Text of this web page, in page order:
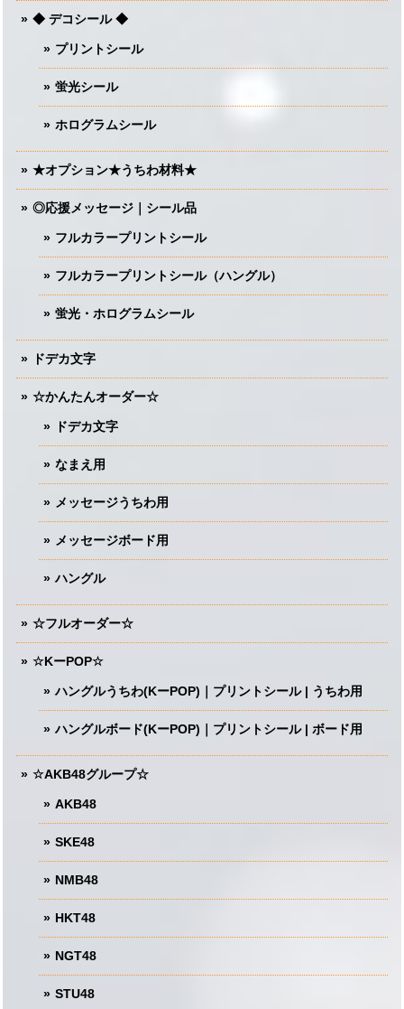
◆ デコシール ◆
プリントシール
蛍光シール
ホログラムシール
★オプション★うちわ材料★
◎応援メッセージ｜シール品
フルカラープリントシール
フルカラープリントシール（ハングル）
蛍光・ホログラムシール
ドデカ文字
☆かんたんオーダー☆
ドデカ文字
なまえ用
メッセージうちわ用
メッセージボード用
ハングル
☆フルオーダー☆
☆KーPOP☆
ハングルうちわ(KーPOP)｜プリントシール | うちわ用
ハングルボード(KーPOP)｜プリントシール | ボード用
☆AKB48グループ☆
AKB48
SKE48
NMB48
HKT48
NGT48
STU48